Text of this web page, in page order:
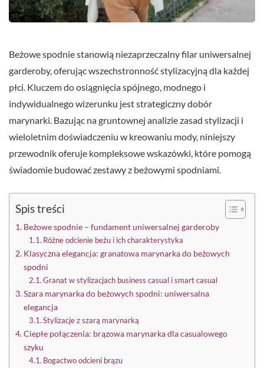
Beżowe spodnie stanowią niezaprzeczalny filar uniwersalnej
garderoby, oferując wszechstronność stylizacyjną dla każdej
płci. Kluczem do osiągnięcia spójnego, modnego i
indywidualnego wizerunku jest strategiczny dobór
marynarki. Bazując na gruntownej analizie zasad stylizacji i
wieloletnim doświadczeniu w kreowaniu mody, niniejszy
przewodnik oferuje kompleksowe wskazówki, które pomogą
świadomie budować zestawy z beżowymi spodniami.
Spis treści
Beżowe spodnie – fundament uniwersalnej garderoby
Różne odcienie beżu i ich charakterystyka
Klasyczna elegancja: granatowa marynarka do beżowych
spodni
Granat w stylizacjach business casual i smart casual
Szara marynarka do beżowych spodni: uniwersalna
elegancja
Stylizacje z szarą marynarką
Ciepłe połączenia: brązowa marynarka dla casualowego
szyku
Bogactwo odcieni brązu